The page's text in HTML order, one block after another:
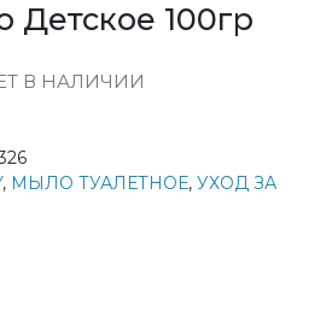
Детское 100гр
В НАЛИЧИИ
, МЫЛО ТУАЛЕТНОЕ, УХОД ЗА